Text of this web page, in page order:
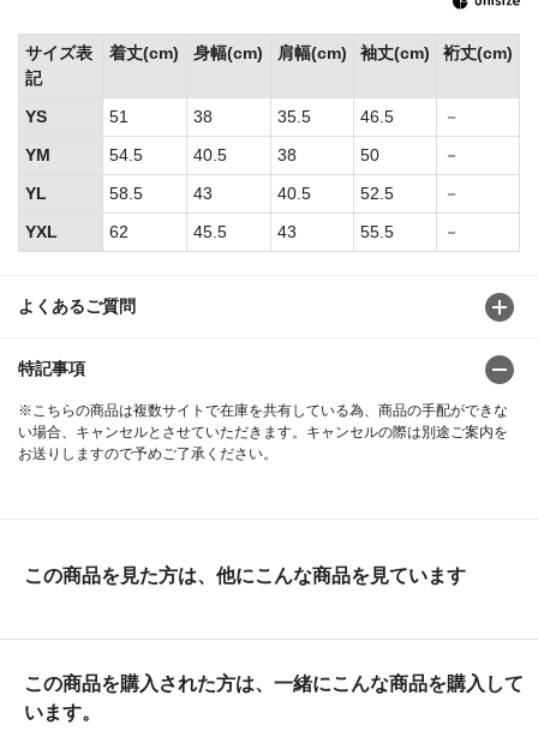
よくあるご質問
特記事項
※こちらの商品は複数サイトで在庫を共有している為、商品の手配ができな
い場合、キャンセルとさせていただきます。キャンセルの際は別途ご案内を
お送りしますので予めご了承ください。
サイズ表
記
着丈(cm) 身幅(cm) 肩幅(cm) 袖丈(cm) 裄丈(cm)
YS 51 38 35.5 46.5
－
YM
54.5 40.5 38 50
－
YL
58.5 43 40.5 52.5
－
YXL
62 45.5 43 55.5 －
この商品を見た方は、他にこんな商品を見ています
この商品を購入された方は、一緒にこんな商品を購入して
います。